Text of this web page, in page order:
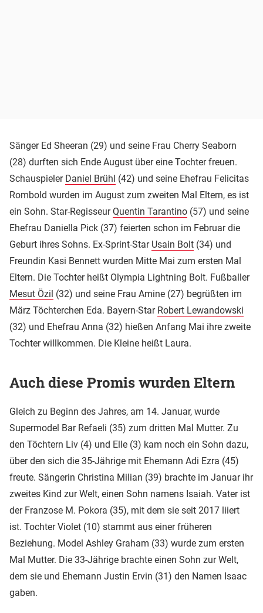
Sänger Ed Sheeran (29) und seine Frau Cherry Seaborn
(28) durften sich Ende August über eine Tochter freuen.
Schauspieler Daniel Brühl (42) und seine Ehefrau Felicitas
Rombold wurden im August zum zweiten Mal Eltern, es ist
ein Sohn. Star-RegisseurQuentin Tarantino (57) und seine
Ehefrau Daniella Pick (37) feierten schon im Februar die
Geburt ihres Sohns. Ex-Sprint-Star Usain Bolt (34) und
Freundin Kasi Bennett wurden Mitte Mai zum ersten Mal
Eltern. Die Tochter heißt Olympia Lightning Bolt. Fußballer
Mesut Özil (32) und seine Frau Amine (27) begrüßten im
März Töchterchen Eda. Bayern-Star Robert Lewandowski
(32) und Ehefrau Anna (32) hießen Anfang Mai ihre zweite
Tochter willkommen. Die Kleine heißt Laura.
Auch diese Promis wurden Eltern
Gleich zu Beginn des Jahres, am 14. Januar, wurde
Supermodel Bar Refaeli (35) zum dritten Mal Mutter. Zu
den Töchtern Liv (4) und Elle (3) kam noch ein Sohn dazu,
über den sich die 35-Jährige mit Ehemann Adi Ezra (45)
freute. Sängerin Christina Milian (39) brachte im Januar ihr
zweites Kind zur Welt, einen Sohn namens Isaiah. Vater ist
der Franzose M. Pokora (35), mit dem sie seit 2017 liiert
ist. Tochter Violet (10) stammt aus einer früheren
Beziehung. Model Ashley Graham (33) wurde zum ersten
Mal Mutter. Die 33-Jährige brachte einen Sohn zur Welt,
dem sie und Ehemann Justin Ervin (31) den Namen Isaac
gaben.